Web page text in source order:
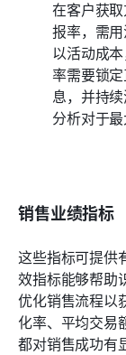
在客户获
报率，需
以活动成
率需要锁
息，并持
分析对于
销售业绩指标
这些指标可提供
效指标能够帮助
优化销售流程以
化率、平均交易
都对销售成功有